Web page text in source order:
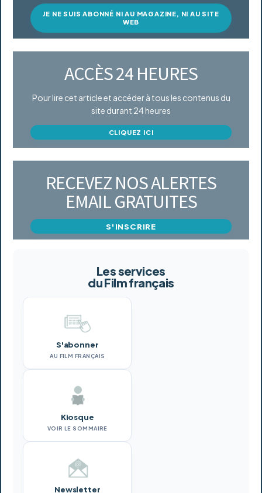
JE NE SUIS ABONNÉ NI AU MAGAZINE, NI AU SITE
WEB
ACCÈS 24 HEURES
Pour lire cet article et accéder à tous les contenus du
site durant 24 heures
CLIQUEZ ICI
RECEVEZ NOS ALERTES
EMAIL GRATUITES
S'INSCRIRE
Les services
du Film français
S'abonner
AU FILM FRANÇAIS
Kiosque
VOIR LE SOMMAIRE
Newsletter